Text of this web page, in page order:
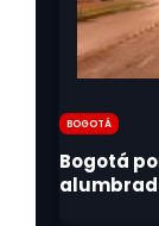
Bogotá